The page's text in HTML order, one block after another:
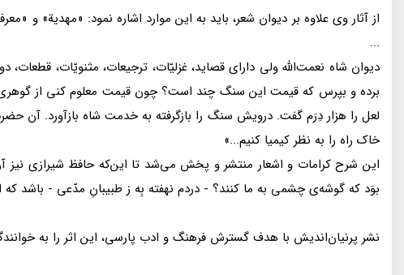
از آثار وى علاوه بر ديوان شعر، بايد به اين موارد اشاره نمود:
...
ديوان شاه نعمت‌الله ولى داراى قصايد، غزليّات، ترجيعات، مثنويّات،
برده و بپرس كه قيمت اين سنگ چند است؟ چون قيمت معلوم كنى از گوهرى
لعل را هزار دِرَم گفت. درويش سنگ را بازگرفته به خدمت شاه بازآورد.
خاک راه را به نظر كيميا كنيم...»
اين شرح كرامات و اشعار منتشر و پخش مى‌شد تا اين‌كه حافظ شيرازى نيز
بوَد كه گوشه‌ى چشمى به ما كنند؟ - دردم نهفته بِه ز طبيبانِ مدّعى - باشد كه
نشر پرنيان‌انديش با هدف گسترش فرهنگ و ادب پارسى، اين اثر را به